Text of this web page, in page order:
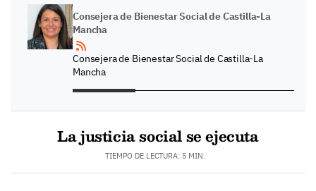
Consejera de Bienestar Social de Castilla-La
Mancha
Consejera de Bienestar Social de Castilla-La
Mancha
La justicia social se ejecuta
TIEMPO DE LECTURA: 5 MIN.